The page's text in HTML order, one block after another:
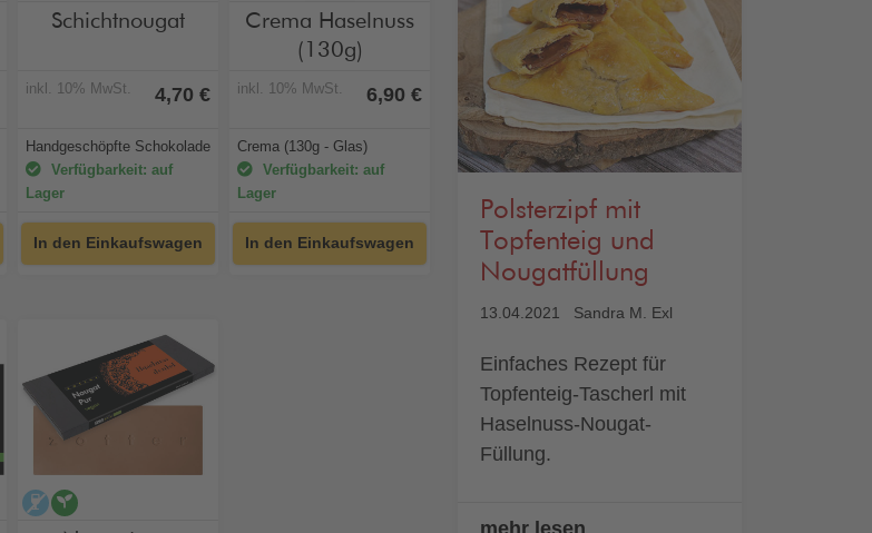
Schichtnougat
inkl. 10% MwSt. 4,70 €
Handgeschöpfte Schokolade
Verfügbarkeit: auf
Lager
In den Einkaufswagen
Crema Haselnuss
(130g)
inkl. 10% MwSt. 6,90 €
Crema (130g - Glas)
Verfügbarkeit: auf
Lager
In den Einkaufswagen
alkoholfrei
Polsterzipf mit
Topfenteig und
Nougatfüllung
13.04.2021 Sandra M. Exl
Einfaches Rezept für
Topfenteig-Tascherl mit
Haselnuss-Nougat-
Füllung.
mehr lesen